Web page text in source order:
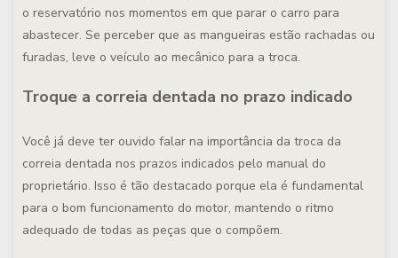
o reservatório nos momentos em que parar o carro para
abastecer. Se perceber que as mangueiras estão rachadas ou
furadas, leve o veículo ao mecânico para a troca.
Troque a correia dentada no prazo indicado
Você já deve ter ouvido falar na importância da troca da
correia dentada nos prazos indicados pelo manual do
proprietário. Isso é tão destacado porque ela é fundamental
para o bom funcionamento do motor, mantendo o ritmo
adequado de todas as peças que o compõem.